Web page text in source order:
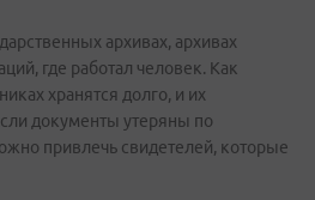
архивах, архивах
где работал человек. Как
хранятся долго, и их
документы утеряны по
привлечь свидетелей, которые